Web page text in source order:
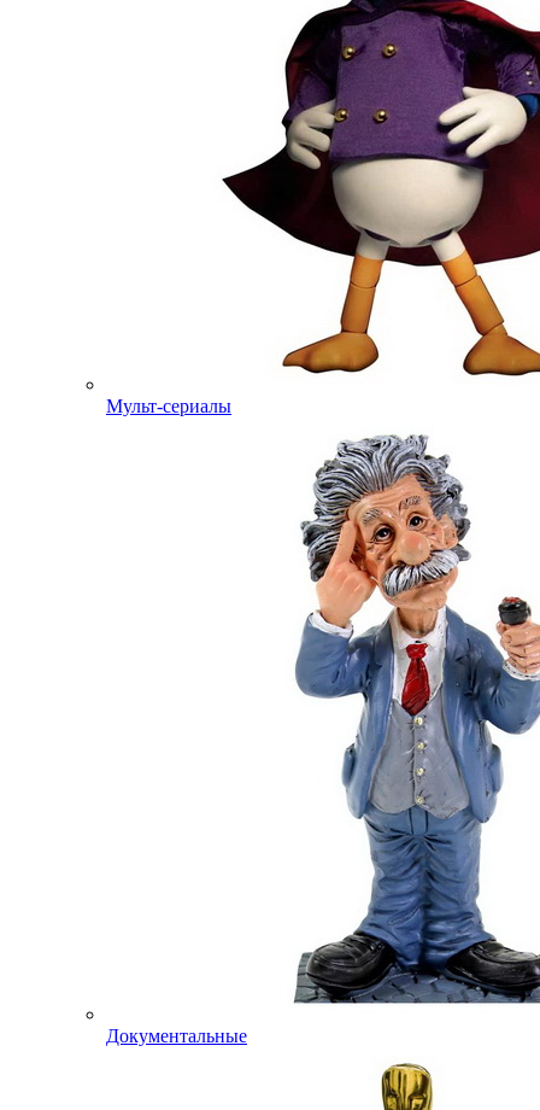
Мульт-сериалы
Документальные